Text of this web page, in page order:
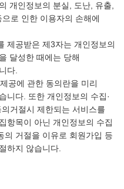
개인정보의 분실, 도난, 유출,
로 인한 이용자의 손해에
제공받은 제3자는 개인정보의
달성한 때에는 당해
다.
공에 관한 동의란을 미리
니다. 또한 개인정보의 수집·
거절시 제한되는 서비스를
항목이 아닌 개인정보의 수집
의 거절을 이유로 회원가입 등
하지 않습니다.